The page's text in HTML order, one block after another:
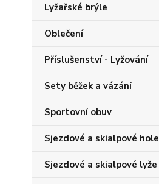
Lyžařské brýle
Oblečení
Příslušenství - Lyžování
Sety běžek a vázání
Sportovní obuv
Sjezdové a skialpové hole
Sjezdové a skialpové lyže